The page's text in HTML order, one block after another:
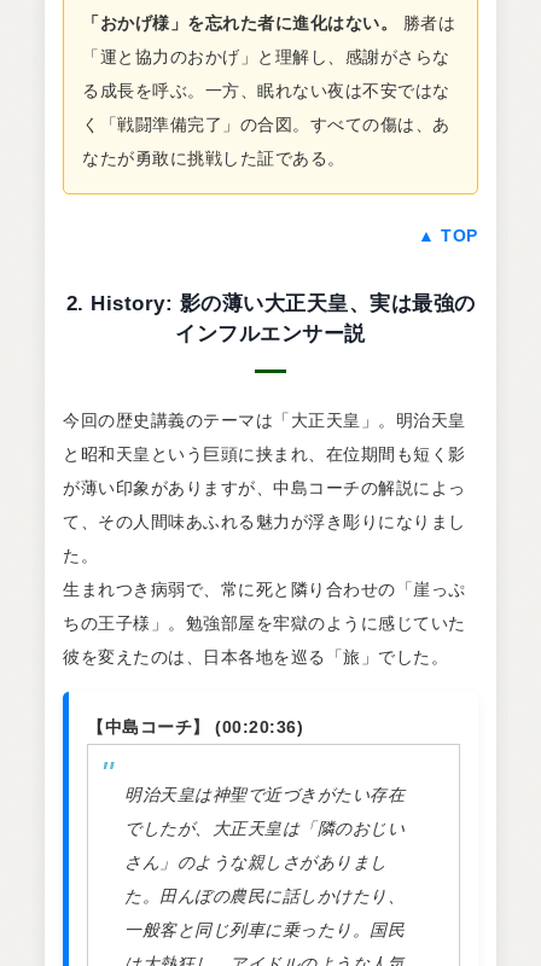
「おかげ様」を忘れた者に進化はない。 勝者は
「運と協力のおかげ」と理解し、感謝がさらな
る成長を呼ぶ。一方、眠れない夜は不安ではな
く「戦闘準備完了」の合図。すべての傷は、あ
なたが勇敢に挑戦した証である。
▲ TOP
2. History: 影の薄い大正天皇、実は最強の
インフルエンサー説
今回の歴史講義のテーマは「大正天皇」。明治天皇
と昭和天皇という巨頭に挟まれ、在位期間も短く影
が薄い印象がありますが、中島コーチの解説によっ
て、その人間味あふれる魅力が浮き彫りになりまし
た。
生まれつき病弱で、常に死と隣り合わせの「崖っぷ
ちの王子様」。勉強部屋を牢獄のように感じていた
彼を変えたのは、日本各地を巡る「旅」でした。
【中島コーチ】 (00:20:36)
明治天皇は神聖で近づきがたい存在
でしたが、大正天皇は「隣のおじい
さん」のような親しさがありまし
た。田んぼの農民に話しかけたり、
一般客と同じ列車に乗ったり。国民